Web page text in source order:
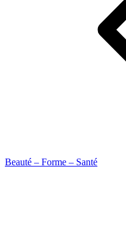
Beauté – Forme – Santé